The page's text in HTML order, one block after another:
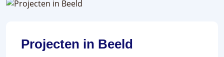
Projecten in Beeld